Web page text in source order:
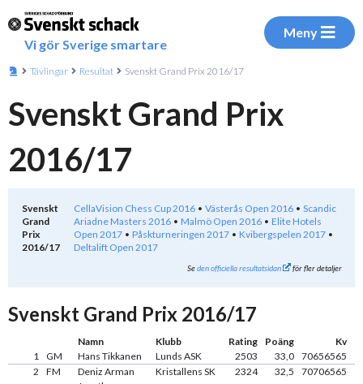
Vi gör Sverige smartare
Meny
Tävlingar Resultat Svenskt Grand Prix 2016/17
Svenskt Grand Prix
2016/17
Svenskt
Grand
Prix
2016/17
CellaVision Chess Cup 2016 Västerås Open 2016
Scandic
Ariadne Masters 2016
Malmö Open 2016
Elite Hotels
Open 2017
Påskturneringen 2017
Kvibergspelen 2017
Deltalift Open 2017
Seden officiella resultatsidan för fler detaljer
Svenskt Grand Prix 2016/17
Namn Klubb Rating Poäng
Kv
1
GM Hans Tikkanen Lunds ASK 2503 33,0 70656565
2
FM Deniz Arman Kristallens SK 2324 32,5
70706565